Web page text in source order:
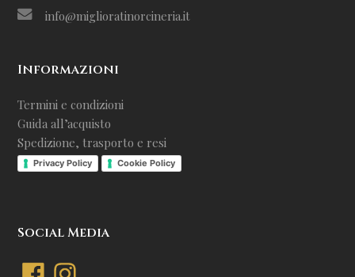
info@miglioratinorcineria.it
Informazioni
Termini e condizioni
Guida all’acquisto
Spedizione, trasporto e resi
Privacy Policy Cookie Policy
Social Media